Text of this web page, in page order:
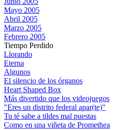
Mayo 2005
Abril 2005
Marzo 2005
Febrero 2005
Tiempo Perdido
Llorando
Eterna
Algunos
El silencio de los órganos
Heart Shaped Box
Más divertido que los videojuegos
"Eres un distrito federal apar(te)"
Tu té sabe a tildes mal puestas
Como en una viñeta de Promethea